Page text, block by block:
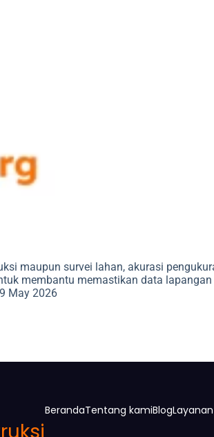
maupun survei lahan, akurasi
membantu memastikan data
May 2026
BerandaTentang kamiBlogLayanan